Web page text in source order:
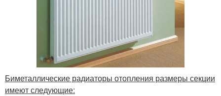
Биметаллические радиаторы отопления размеры секции
имеют следующие: